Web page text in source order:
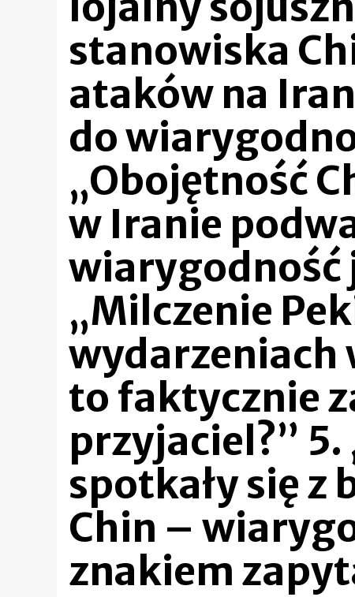
stanowiska
ataków na
do
„Obojętność
w Iranie
wiarygodność
„Milczenie
wydarzeniach
to faktycznie
przyjaciel?”
spotkały się z
Chin –
znakiem